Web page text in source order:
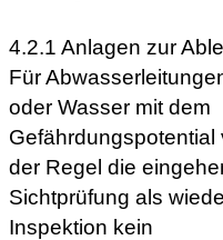
4.2.1 Anlagen zur
Für
oder Wasser mit dem
der Regel die
Sichtprüfung als
Inspektion kein